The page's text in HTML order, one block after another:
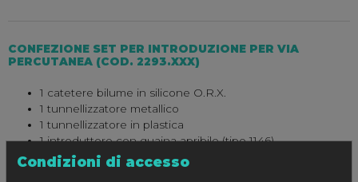
Condizioni di accesso
CONFEZIONE SET PER INTRODUZIONE PER VIA
PERCUTANEA (COD. 2293.XXX)
1 catetere bilume in silicone O.R.X.
1 tunnellizzatore metallico
1 tunnellizzatore in plastica
1 introduttore con guaina apribile (tipo 1146)
1 bisturi